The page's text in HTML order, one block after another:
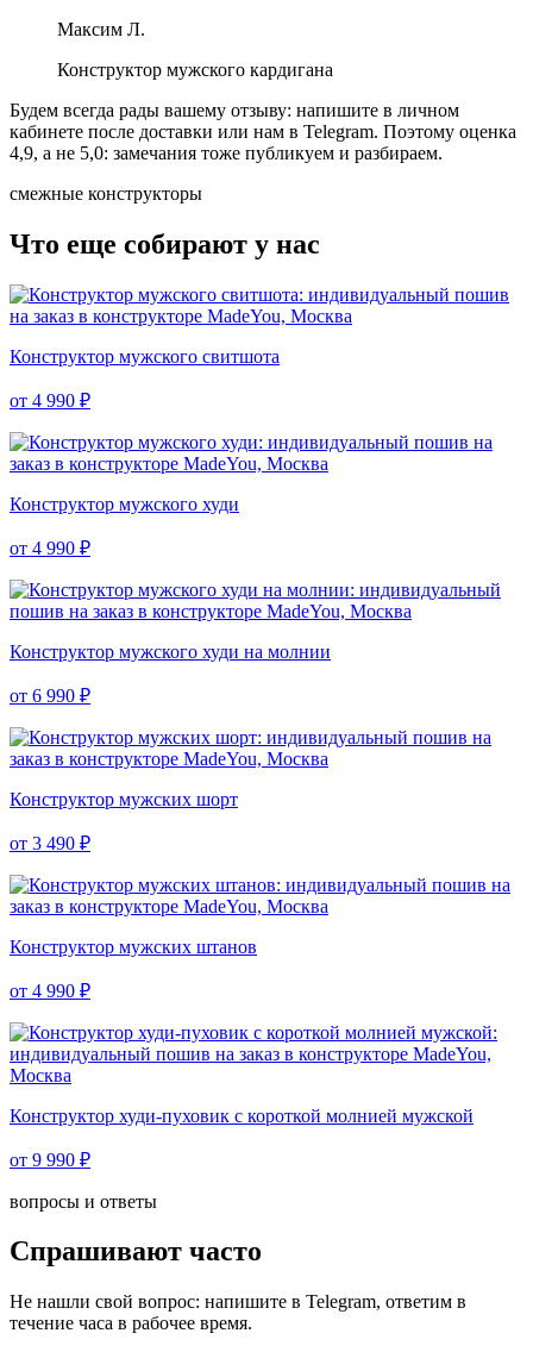
Максим Л.
Конструктор мужского кардигана
Будем всегда рады вашему отзыву: напишите в личном
кабинете после доставки или нам в Telegram. Поэтому оценка
4,9, а не 5,0: замечания тоже публикуем и разбираем.
смежные конструкторы
Что еще собирают у нас
Конструктор мужского свитшота
от 4 990 ₽
Конструктор мужского худи
от 4 990 ₽
Конструктор мужского худи на молнии
от 6 990 ₽
Конструктор мужских шорт
от 3 490 ₽
Конструктор мужских штанов
от 4 990 ₽
Конструктор худи-пуховик с короткой молнией мужской
от 9 990 ₽
вопросы и ответы
Спрашивают часто
Не нашли свой вопрос: напишите в Telegram, ответим в
течение часа в рабочее время.